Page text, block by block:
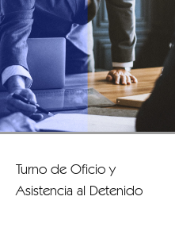
Turno de Oficio y
Asistencia al Detenido